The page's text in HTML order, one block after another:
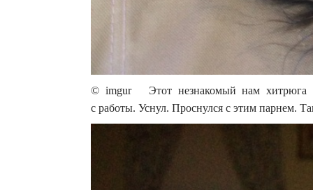
© imgur Этот незнакомый нам хитрюга
с работы. Уснул. Проснулся с этим парнем.